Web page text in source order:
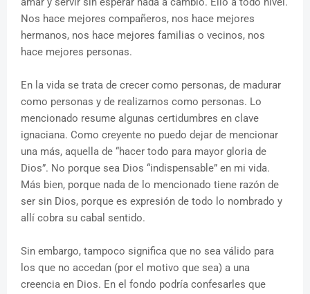
Nos hace mejores compañeros, nos hace mejores
hermanos, nos hace mejores familias o vecinos, nos
hace mejores personas.
En la vida se trata de crecer como personas, de madurar
como personas y de realizarnos como personas. Lo
mencionado resume algunas certidumbres en clave
ignaciana. Como creyente no puedo dejar de mencionar
una más, aquella de “hacer todo para mayor gloria de
Dios”. No porque sea Dios “indispensable” en mi vida.
Más bien, porque nada de lo mencionado tiene razón de
ser sin Dios, porque es expresión de todo lo nombrado y
allí cobra su cabal sentido.
Sin embargo, tampoco significa que no sea válido para
los que no accedan (por el motivo que sea) a una
creencia en Dios. En el fondo podría confesarles que